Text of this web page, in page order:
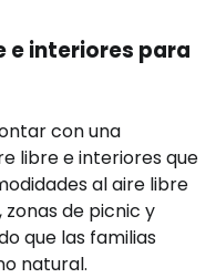
e interiores para
con una
libre e interiores que
al aire libre
zonas de picnic y
que las familias
natural.